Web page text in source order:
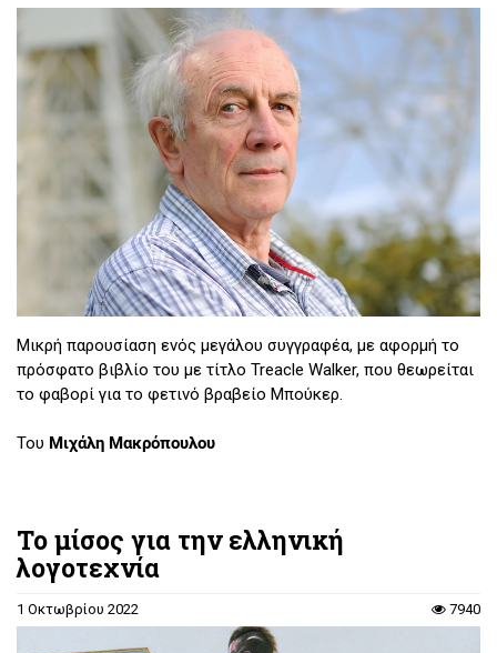
Μικρή παρουσίαση ενός μεγάλου συγγραφέα, με αφορμή το
πρόσφατο βιβλίο του με τίτλο Treacle Walker, που θεωρείται
το φαβορί για το φετινό βραβείο Μπούκερ.
Του Μιχάλη Μακρόπουλου
Το μίσος για την ελληνική
λογοτεχνία
1 Οκτωβρίου 2022 7940